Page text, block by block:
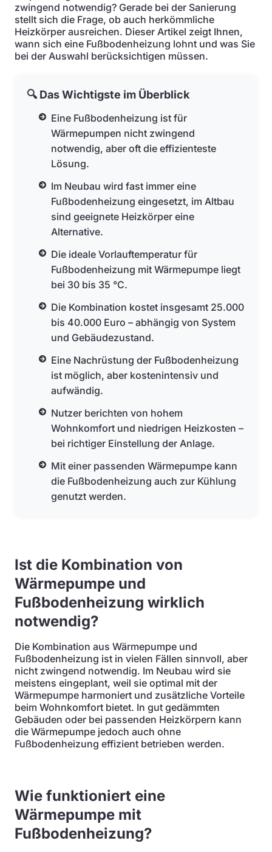
zwingend notwendig? Gerade bei der Sanierung
stellt sich die Frage, ob auch herkömmliche
Heizkörper ausreichen. Dieser Artikel zeigt Ihnen,
wann sich eine Fußbodenheizung lohnt und was Sie
bei der Auswahl berücksichtigen müssen.
🔍 Das Wichtigste im Überblick
Eine Fußbodenheizung ist für
Wärmepumpen nicht zwingend
notwendig, aber oft die effizienteste
Lösung.
Im Neubau wird fast immer eine
Fußbodenheizung eingesetzt, im Altbau
sind geeignete Heizkörper eine
Alternative.
Die ideale Vorlauftemperatur für
Fußbodenheizung mit Wärmepumpe liegt
bei 30 bis 35 °C.
Die Kombination kostet insgesamt 25.000
bis 40.000 Euro – abhängig von System
und Gebäudezustand.
Eine Nachrüstung der Fußbodenheizung
ist möglich, aber kostenintensiv und
aufwändig.
Nutzer berichten von hohem
Wohnkomfort und niedrigen Heizkosten –
bei richtiger Einstellung der Anlage.
Mit einer passenden Wärmepumpe kann
die Fußbodenheizung auch zur Kühlung
genutzt werden.
Ist die Kombination von
Wärmepumpe und
Fußbodenheizung wirklich
notwendig?
Die Kombination aus Wärmepumpe und
Fußbodenheizung ist in vielen Fällen sinnvoll, aber
nicht zwingend notwendig. Im Neubau wird sie
meistens eingeplant, weil sie optimal mit der
Wärmepumpe harmoniert und zusätzliche Vorteile
beim Wohnkomfort bietet. In gut gedämmten
Gebäuden oder bei passenden Heizkörpern kann
die Wärmepumpe jedoch auch ohne
Fußbodenheizung effizient betrieben werden.
Wie funktioniert eine
Wärmepumpe mit
Fußbodenheizung?